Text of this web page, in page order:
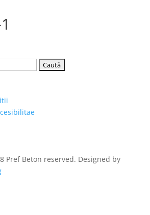
Pref Beton reserved. Designed by